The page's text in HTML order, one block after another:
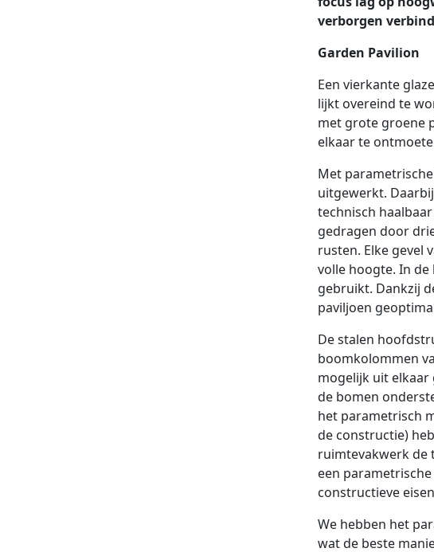
verborgen
Garden Pavilion
Een vierkante
lijkt overeind te
met grote groene
elkaar te
Met
uitgewerkt.
technisch
gedragen door
rusten. Elke gevel
volle hoogte. In
gebruikt. Dankzij
paviljoen
De stalen
boomkolommen
mogelijk uit elkaar
de bomen
het parametrisch
de constructie)
ruimtevakwerk de
een
constructieve
We hebben het
wat de beste